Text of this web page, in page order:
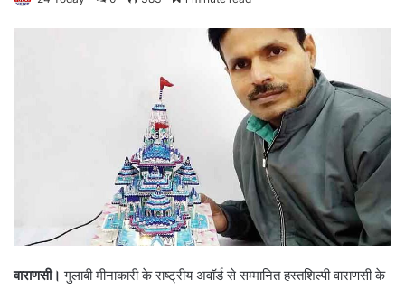
वाराणसी।गुलाबी मीनाकारी के राष्ट्रीय अवॉर्ड से सम्मानित हस्तशिल्पी वाराणसी के